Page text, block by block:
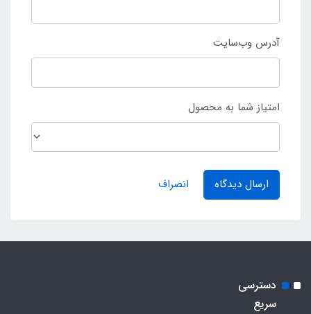
آدرس وب‌سایت
امتیاز شما به محصول
ارسال دیدگاه انصراف
دسترسی
سریع